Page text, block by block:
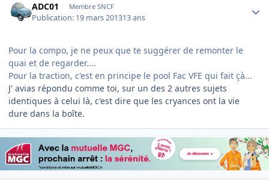
ADC01 Membre SNCF
Publication: 19 mars 201313 ans
Pour la compo, je ne peux que te suggérer de remonter le
quai et de regarder....
Pour la traction, c'est en principe le pool Fac VFE qui fait çà...
J' avias répondu comme toi, sur un des 2 autres sujets
identiques à celui là, c'est dire que les cryances ont la vie
dure dans la boîte.